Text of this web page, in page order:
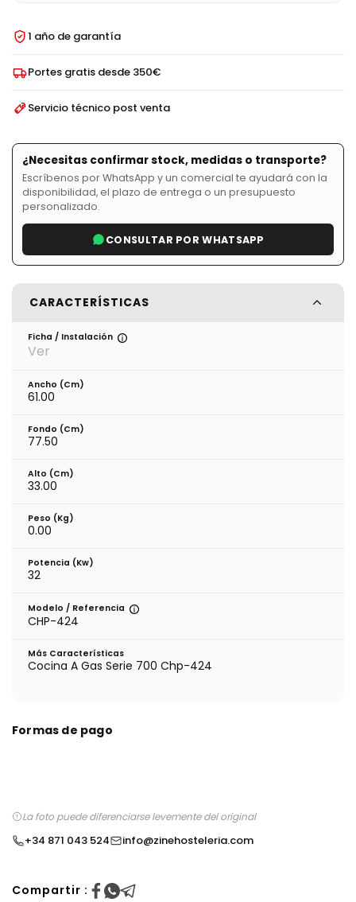
1 año de garantía
Portes gratis desde 350€
Servicio técnico post venta
¿Necesitas confirmar stock, medidas o transporte?
Escríbenos por WhatsApp y un comercial te ayudará con la
disponibilidad, el plazo de entrega o un presupuesto
personalizado.
CONSULTAR POR WHATSAPP
CARACTERÍSTICAS
Ficha / Instalación
Ver
Ancho (cm)
61.00
Fondo (cm)
77.50
Alto (cm)
33.00
Peso (kg)
0.00
Potencia (Kw)
32
Modelo / Referencia
CHP-424
Más Características
Cocina A Gas Serie 700 Chp-424
Formas de pago
La foto puede diferenciarse levemente del original
+34 871 043 524 info@zinehosteleria.com
Compartir :